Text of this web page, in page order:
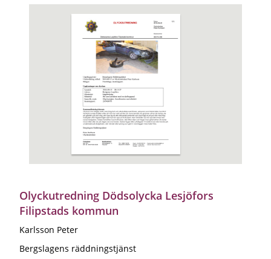
Olyckutredning Dödsolycka Lesjöfors
Filipstads kommun
Karlsson Peter
Bergslagens räddningstjänst